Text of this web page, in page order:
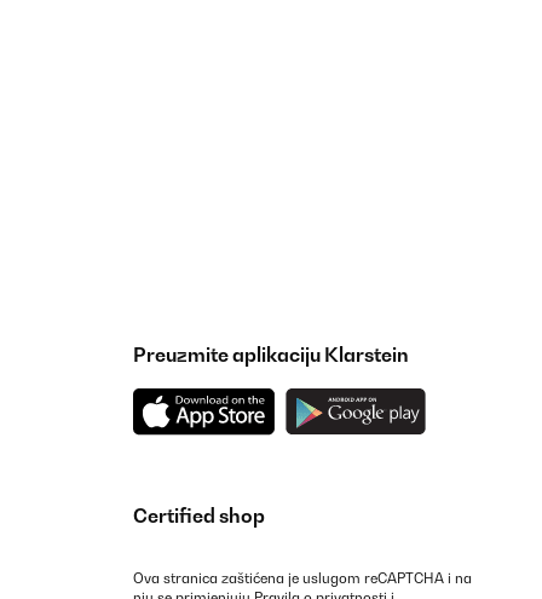
Preuzmite aplikaciju Klarstein
Certified shop
Ova stranica zaštićena je uslugom reCAPTCHA i na